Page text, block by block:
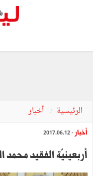
الرئيسية أخبار
أخبار - 2017.06.12
أربعينيّة الفقيد محمد